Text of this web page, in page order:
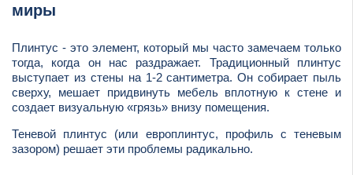
миры
Плинтус - это элемент, который мы часто замечаем только
тогда, когда он нас раздражает. Традиционный плинтус
выступает из стены на 1-2 сантиметра. Он собирает пыль
сверху, мешает придвинуть мебель вплотную к стене и
создает визуальную «грязь» внизу помещения.
Теневой плинтус (или европлинтус, профиль с теневым
зазором) решает эти проблемы радикально.